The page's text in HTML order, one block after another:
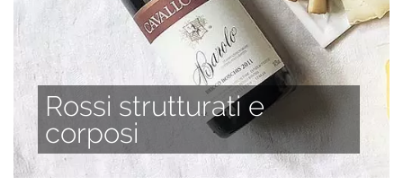
Rossi strutturati e
corposi